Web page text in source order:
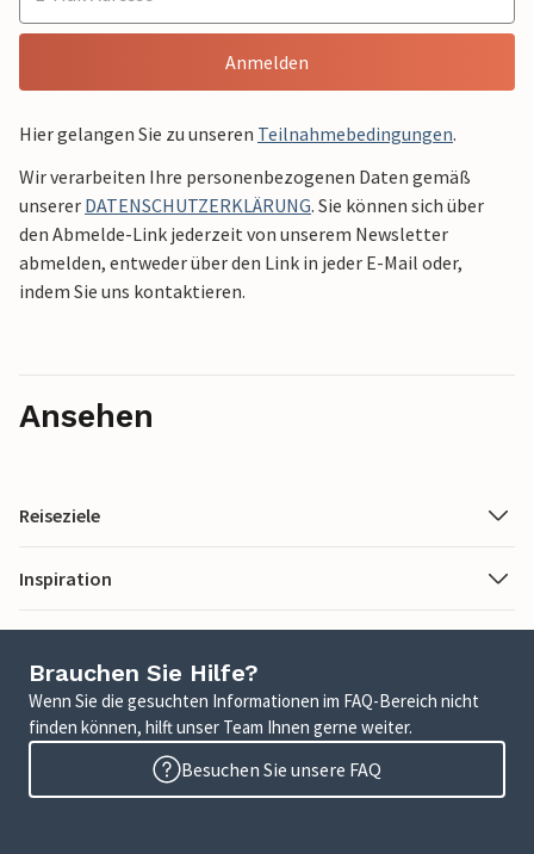
Anmelden
Hier gelangen Sie zu unseren Teilnahmebedingungen.
Wir verarbeiten Ihre personenbezogenen Daten gemäß
unserer DATENSCHUTZERKLÄRUNG. Sie können sich über
den Abmelde-Link jederzeit von unserem Newsletter
abmelden, entweder über den Link in jeder E-Mail oder,
indem Sie uns kontaktieren.
Ansehen
Reiseziele
Inspiration
Brauchen Sie Hilfe?
Wenn Sie die gesuchten Informationen im FAQ-Bereich nicht
finden können, hilft unser Team Ihnen gerne weiter.
Besuchen Sie unsere FAQ